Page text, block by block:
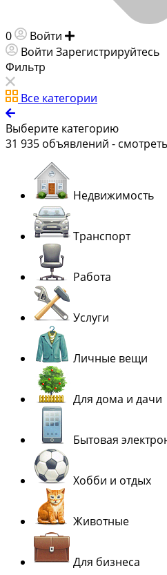
0 Войти
Войти Зарегистрируйтесь
Фильтр
Все категории
Выберите категорию
31 935 объявлений -
Недвижимость
Транспорт
Работа
Услуги
Личные вещи
Для дома и дачи
Бытовая
Хобби и отдых
Животные
Для бизнеса